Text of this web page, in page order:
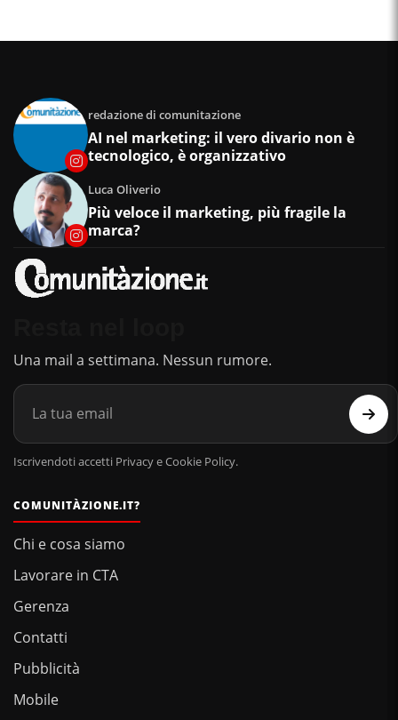
redazione di comunitazione
AI nel marketing: il vero divario non è
tecnologico, è organizzativo
Luca Oliverio
Più veloce il marketing, più fragile la
marca?
Una mail a settimana. Nessun rumore.
Iscrivendoti accetti Privacy e Cookie Policy.
COMUNITÀZIONE.IT?
Chi e cosa siamo
Lavorare in CTA
Gerenza
Contatti
Pubblicità
Mobile